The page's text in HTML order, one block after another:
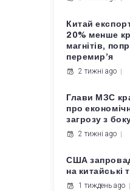
Китай
20% менше
магнітів,
перемир’я
2 тижні ago
Глави МЗС
про
загрозу з
2 тижні ago
США
на китайські
1 тиждень ago